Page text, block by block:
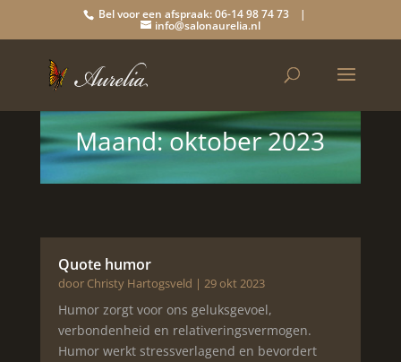
Bel voor een afspraak: 06-14 98 74 73 |
info@salonaurelia.nl
Maand:oktober 2023
Quote humor
door Christy Hartogsveld | 29 okt 2023
Humor zorgt voor ons geluksgevoel,
verbondenheid en relativeringsvermogen.
Humor werkt stressverlagend en bevordert